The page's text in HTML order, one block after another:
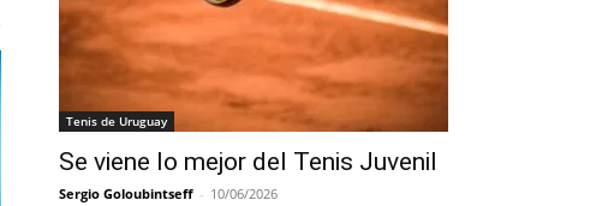
Tenis de Uruguay
Se viene lo mejor del Tenis Juvenil
Sergio Goloubintseff - 10/06/2026